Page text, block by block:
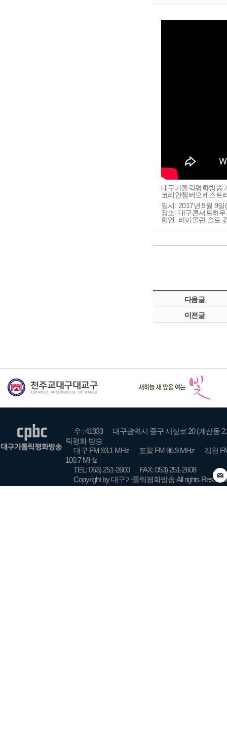
대구가톨릭평화방송
코리안챔버오케스트
일시: 2017년 9월 9
장소: 대구콘서트하
협연: 바이올린 솔로
다음글
이전글
우 : 41933
대구광역시 중구 서성로 20 (계산동 2
릭평화 방송
대구 FM 93.1 MHz
포항 FM 96.9 MHz
김천
100.7 MHz
TEL: 053) 251-2600
FAX: 053) 251-2608
Copyright by 대구가톨릭평화방송 All rights